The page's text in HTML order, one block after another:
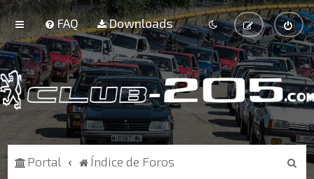
FAQ Downloads
Portal Índice de Foros
B